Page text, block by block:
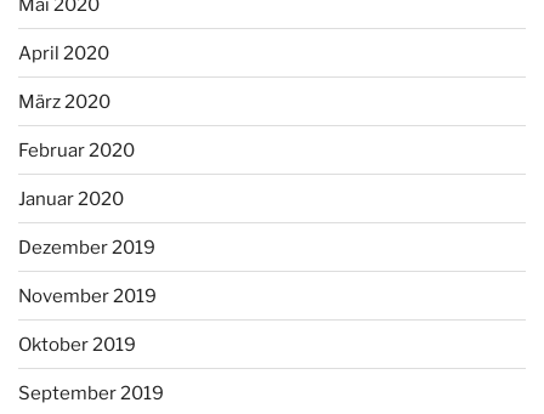
Mai 2020
April 2020
März 2020
Februar 2020
Januar 2020
Dezember 2019
November 2019
Oktober 2019
September 2019